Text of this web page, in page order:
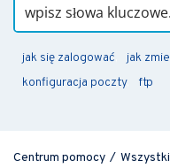
jak się zalogować jak
konfiguracja poczty
ftp
Centrum pomocy /